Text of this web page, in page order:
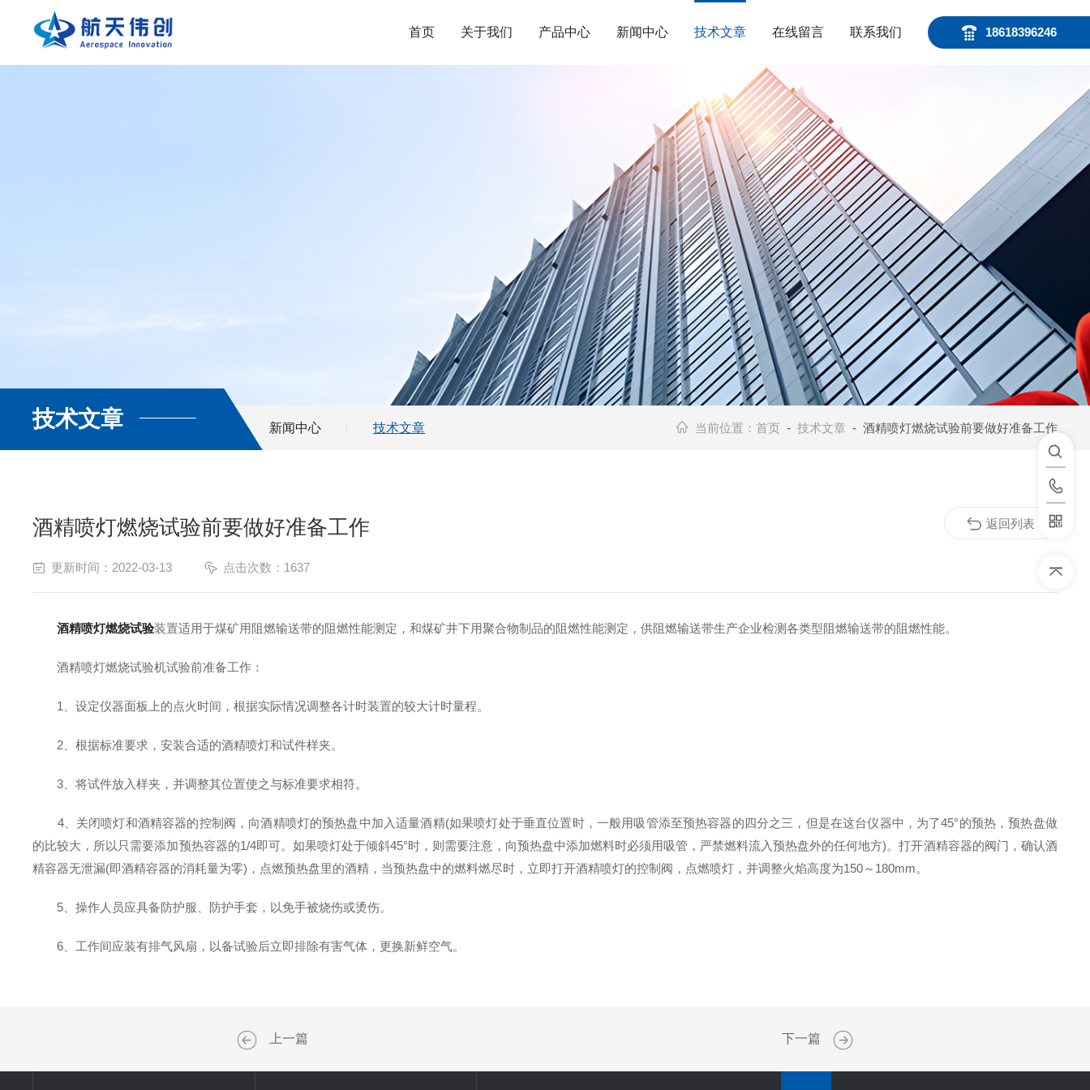
18618396246
首页 关于我们 产品中心 新闻中心 技术文章 在线留言 联系我们
技术文章 新闻中心 技术文章 当前位置： 首页 - 技术文章 - 酒精喷灯燃烧试验前要做好准备工作
酒精喷灯燃烧试验前要做好准备工作
更新时间：2022-03-13 点击次数：1637
酒精喷灯燃烧试验装置适用于煤矿用阻燃输送带的阻燃性能测定，和煤矿井下用聚合物制品的阻燃性能测定，供阻燃输送带生产企业检测各类型阻燃输送带的阻燃性能。
酒精喷灯燃烧试验机试验前准备工作：
1、设定仪器面板上的点火时间，根据实际情况调整各计时装置的较大计时量程。
2、根据标准要求，安装合适的酒精喷灯和试件样夹。
3、将试件放入样夹，并调整其位置使之与标准要求相符。
4、关闭喷灯和酒精容器的控制阀，向酒精喷灯的预热盘中加入适量酒精(如果喷灯处于垂直位置时，一般用吸管添至预热容器的四分之三，但是在这台仪器中，为了45°的预热，预热盘做
的比较大，所以只需要添加预热容器的1/4即可。如果喷灯处于倾斜45°时，则需要注意，向预热盘中添加燃料时必须用吸管，严禁燃料流入预热盘外的任何地方)。打开酒精容器的阀门，确认酒
精容器无泄漏(即酒精容器的消耗量为零)，点燃预热盘里的酒精，当预热盘中的燃料燃尽时，立即打开酒精喷灯的控制阀，点燃喷灯，并调整火焰高度为150～180mm。
5、操作人员应具备防护服、防护手套，以免手被烧伤或烫伤。
6、工作间应装有排气风扇，以备试验后立即排除有害气体，更换新鲜空气。
返回列表
上一篇 下一篇